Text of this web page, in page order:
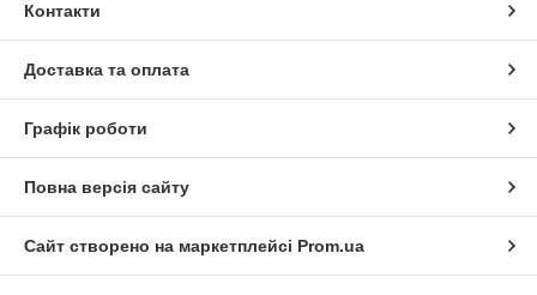
Контакти
Доставка та оплата
Графік роботи
Повна версія сайту
Сайт створено на маркетплейсі Prom.ua